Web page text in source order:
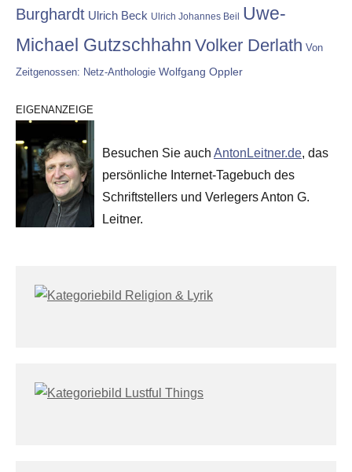
Burghardt Ulrich Beck Ulrich Johannes Beil Uwe-
Michael Gutzschhahn Volker Derlath Von
Zeitgenossen: Netz-Anthologie Wolfgang Oppler
EIGENANZEIGE
Besuchen Sie auch AntonLeitner.de, das
persönliche Internet-Tagebuch des
Schriftstellers und Verlegers Anton G.
Leitner.